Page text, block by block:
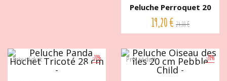
Peluche Perroquet 20
cm...
19,20 € 24,00 €
-20%
Prix réduit -20%
Prix réduit